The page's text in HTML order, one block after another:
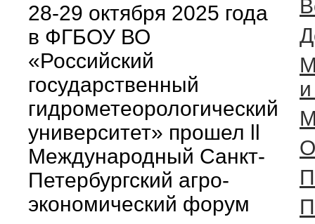
28-29 октября 2025 года
в ФГБОУ ВО
«Российский
государственный
гидрометеорологический
университет» прошел ll
Международный Санкт-
Петербургский агро-
экономический форум